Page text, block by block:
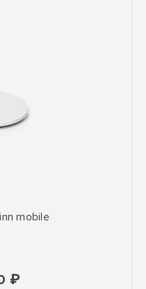
mobile
₽